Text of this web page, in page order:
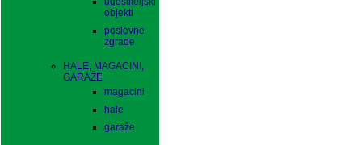
objekti
poslovne
zgrade
HALE, MAGACINI,
GARAŽE
magacini
hale
garaže